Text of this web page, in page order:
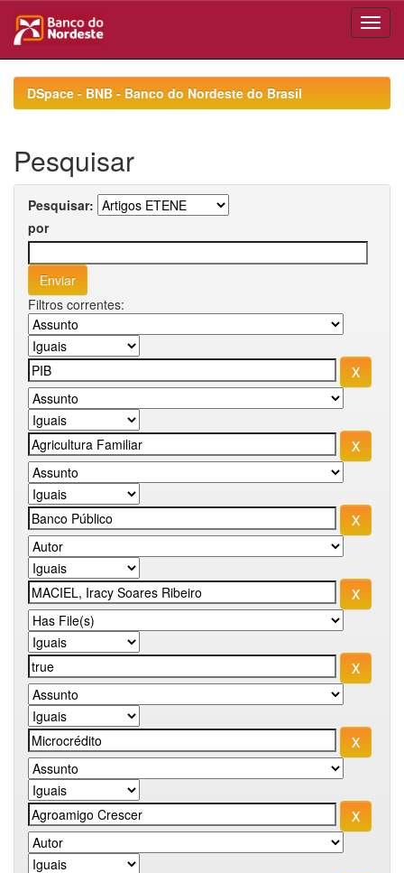
navigationDSpace - BNB - Banco do Nordeste do Brasil
Pesquisar
Pesquisar:
por
Filtros correntes: